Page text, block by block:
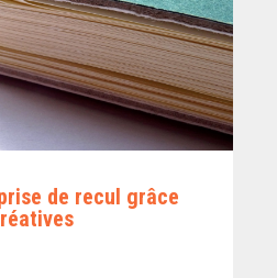
de recul grâce